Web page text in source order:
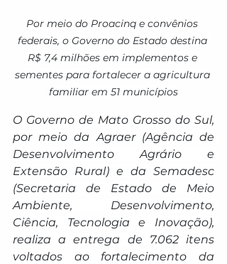
Por meio do Proacinq e convênios
federais, o Governo do Estado destina
R$ 7,4 milhões em implementos e
sementes para fortalecer a agricultura
familiar em 51 municípios
O Governo de Mato Grosso do Sul,
por meio da Agraer (Agência de
Desenvolvimento Agrário e
Extensão Rural) e da Semadesc
(Secretaria de Estado de Meio
Ambiente, Desenvolvimento,
Ciência, Tecnologia e Inovação),
realiza a entrega de 7.062 itens
voltados ao fortalecimento da